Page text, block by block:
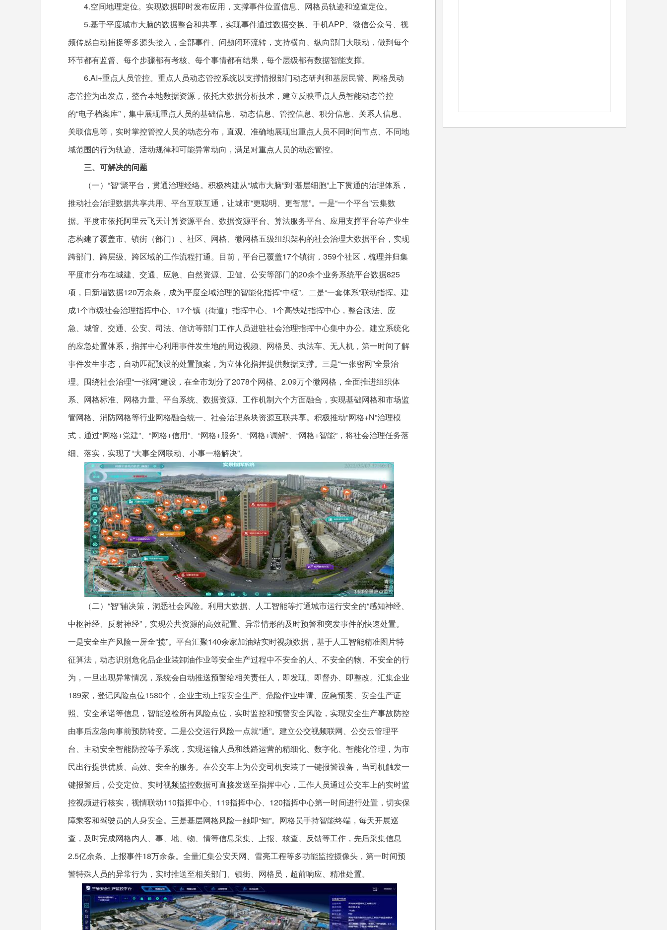
4.空间地理定位。实现数据即时发布应用，支撑事件位置信息、网格员轨迹和巡查定位。
5.基于平度城市大脑的数据整合和共享，实现事件通过数据交换、手机APP、微信公众号、视
频传感自动捕捉等多源头接入，全部事件、问题闭环流转，支持横向、纵向部门大联动，做到每个
环节都有监督、每个步骤都有考核、每个事情都有结果，每个层级都有数据智能支撑。
6.AI+重点人员管控。重点人员动态管控系统以支撑情报部门动态研判和基层民警、网格员动
态管控为出发点，整合本地数据资源，依托大数据分析技术，建立反映重点人员智能动态管控
的“电子档案库”，集中展现重点人员的基础信息、动态信息、管控信息、积分信息、关系人信息、
关联信息等，实时掌控管控人员的动态分布，直观、准确地展现出重点人员不同时间节点、不同地
域范围的行为轨迹、活动规律和可能异常动向，满足对重点人员的动态管控。
三、可解决的问题
（一）“智”聚平台，贯通治理经络。积极构建从“城市大脑”到“基层细胞”上下贯通的治理体系，
推动社会治理数据共享共用、平台互联互通，让城市“更聪明、更智慧”。一是“一个平台”云集数
据。平度市依托阿里云飞天计算资源平台、数据资源平台、算法服务平台、应用支撑平台等产业生
态构建了覆盖市、镇街（部门）、社区、网格、微网格五级组织架构的社会治理大数据平台，实现
跨部门、跨层级、跨区域的工作流程打通。目前，平台已覆盖17个镇街，359个社区，梳理并归集
平度市分布在城建、交通、应急、自然资源、卫健、公安等部门的20余个业务系统平台数据825
项，日新增数据120万余条，成为平度全域治理的智能化指挥“中枢”。二是“一套体系”联动指挥。建
成1个市级社会治理指挥中心、17个镇（街道）指挥中心、1个高铁站指挥中心，整合政法、应
急、城管、交通、公安、司法、信访等部门工作人员进驻社会治理指挥中心集中办公。建立系统化
的应急处置体系，指挥中心利用事件发生地的周边视频、网格员、执法车、无人机，第一时间了解
事件发生事态，自动匹配预设的处置预案，为立体化指挥提供数据支撑。三是“一张密网”全景治
理。围绕社会治理“一张网”建设，在全市划分了2078个网格、2.09万个微网格，全面推进组织体
系、网格标准、网格力量、平台系统、数据资源、工作机制六个方面融合，实现基础网格和市场监
管网格、消防网格等行业网格融合统一、社会治理条块资源互联共享。积极推动“网格+N”治理模
式，通过“网格+党建”、“网格+信用”、“网格+服务”、“网格+调解”、“网格+智能”，将社会治理任务落
细、落实，实现了“大事全网联动、小事一格解决”。
（二）“智”辅决策，洞悉社会风险。利用大数据、人工智能等打通城市运行安全的“感知神经、
中枢神经、反射神经”，实现公共资源的高效配置、异常情形的及时预警和突发事件的快速处置。
一是安全生产风险一屏全“揽”。平台汇聚140余家加油站实时视频数据，基于人工智能精准图片特
征算法，动态识别危化品企业装卸油作业等安全生产过程中不安全的人、不安全的物、不安全的行
为，一旦出现异常情况，系统会自动推送预警给相关责任人，即发现、即督办、即整改。汇集企业
189家，登记风险点位1580个，企业主动上报安全生产、危险作业申请、应急预案、安全生产证
照、安全承诺等信息，智能巡检所有风险点位，实时监控和预警安全风险，实现安全生产事故防控
由事后应急向事前预防转变。二是公交运行风险一点就“通”。建立公交视频联网、公交云管理平
台、主动安全智能防控等子系统，实现运输人员和线路运营的精细化、数字化、智能化管理，为市
民出行提供优质、高效、安全的服务。在公交车上为公交司机安装了一键报警设备，当司机触发一
键报警后，公交定位、实时视频监控数据可直接发送至指挥中心，工作人员通过公交车上的实时监
控视频进行核实，视情联动110指挥中心、119指挥中心、120指挥中心第一时间进行处置，切实保
障乘客和驾驶员的人身安全。三是基层网格风险一触即“知”。网格员手持智能终端，每天开展巡
查，及时完成网格内人、事、地、物、情等信息采集、上报、核查、反馈等工作，先后采集信息
2.5亿余条、上报事件18万余条。全量汇集公安天网、雪亮工程等多功能监控摄像头，第一时间预
警特殊人员的异常行为，实时推送至相关部门、镇街、网格员，超前响应、精准处置。